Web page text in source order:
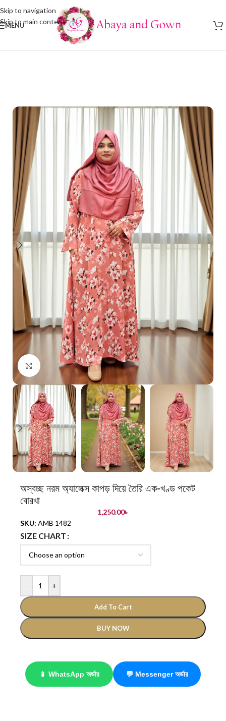
Skip to navigation
Skip to main content
MENU
Click to enlarge
অস্বচ্ছ নরম অ্যালেক্স কাপড় দিয়ে তৈরি এক-খণ্ড পকেট
বোরখা
1,250.00৳
SKU: AMB 1482
SIZE CHART
- +
Add To Cart
BUY NOW
📱 WhatsApp অর্ডার 💬 Messenger অর্ডার